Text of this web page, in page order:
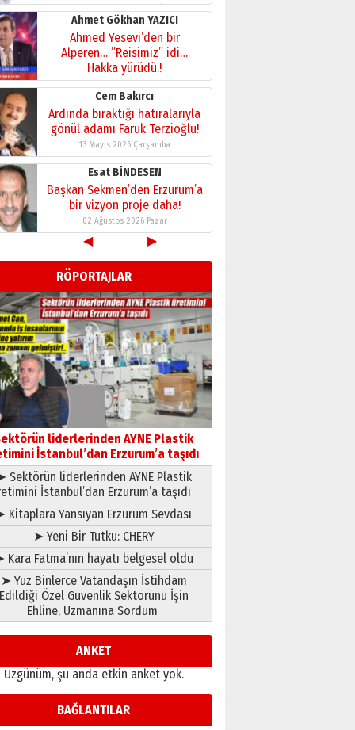
Kenan GÜLERCİ
Murat Şahsuvaroğlu ERKON’da
çıtayı yukarı taşırken,
yönetimdekiler aşağı
çekmemeli!
17 Şubat 2026 SalıOrhan BOZKURT
Bir fotoğraf, bir şehir, bir
gazeteci… Dizginler kimin
elinde?
31 Mart 2026 Salı
A. Berhan Yılmaz
BİR BÖLÜM DEĞİL, BİR ÖMÜR
SEÇİYORSUNUZ… “NEDEN
ATATÜRK ÜNİVERSİTESİ?”
28 Temmuz 2026 Salı
Ahmet Gökhan YAZICI
Ahmed Yesevi’den bir
Alperen… ”Reisimiz” idi…
Hakka yürüdü.!
26 Mart 2026 Perşembe
Cem Bakırcı
Ardında bıraktığı hatıralarıyla
gönül adamı Faruk Terzioğlu!
13 Mayıs 2026 Çarşamba
Esat BİNDESEN
Başkan Sekmen’den Erzurum’a
bir vizyon proje daha!
02 Ağustos 2026 Pazar
◀ ▶
RÖPORTAJLAR
liderlerinden AYNE Plastik
İstanbul’dan Erzurum’a taşıdı
Sektörün liderlerinden AYNE Plastik
İstanbul’dan Erzurum’a taşıdı
Kitaplara Yansıyan Erzurum Sevdası
➤ Yeni Bir Tutku: CHERY
Kara Fatma’nın hayatı belgesel oldu
➤ Yüz Binlerce Vatandaşın İstihdam
Edildiği Özel Güvenlik Sektörünü İşin
Ehline, Uzmanına Sordum
ANKET
Üzgünüm, şu anda etkin anket yok.
BAĞLANTILAR